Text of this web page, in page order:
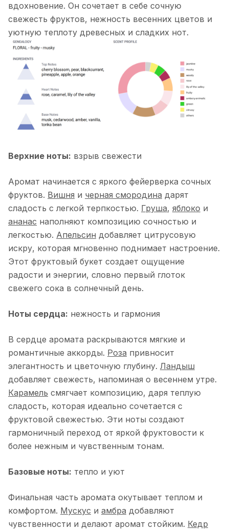
вдохновение. Он сочетает в себе сочную
свежесть фруктов, нежность весенних цветов и
уютную теплоту древесных и сладких нот.
Верхние ноты: взрыв свежести
Аромат начинается с яркого фейерверка сочных
фруктов. Вишня и черная смородина дарят
сладость с легкой терпкостью. Груша, яблоко и
ананас наполняют композицию сочностью и
легкостью. Апельсин добавляет цитрусовую
искру, которая мгновенно поднимает настроение.
Этот фруктовый букет создает ощущение
радости и энергии, словно первый глоток
свежего сока в солнечный день.
Ноты сердца: нежность и гармония
В сердце аромата раскрываются мягкие и
романтичные аккорды. Роза привносит
элегантность и цветочную глубину. Ландыш
добавляет свежесть, напоминая о весеннем утре.
Карамель смягчает композицию, даря теплую
сладость, которая идеально сочетается с
фруктовой свежестью. Эти ноты создают
гармоничный переход от яркой фруктовости к
более нежным и чувственным тонам.
Базовые ноты: тепло и уют
Финальная часть аромата окутывает теплом и
комфортом. Мускус и амбра добавляют
чувственности и делают аромат стойким. Кедр